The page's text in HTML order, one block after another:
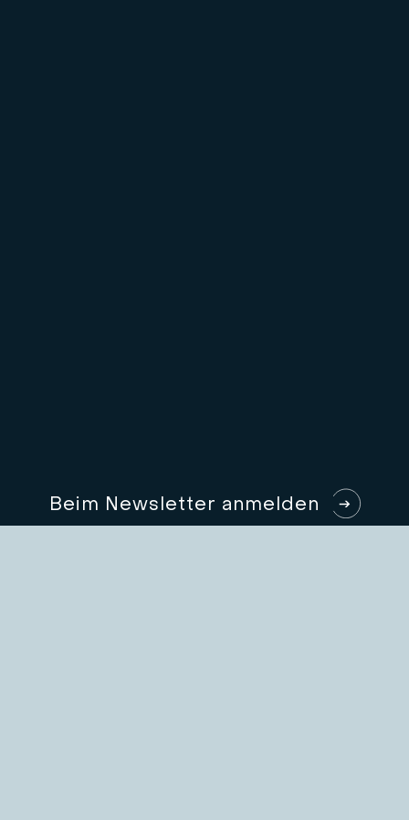
Bei m N ews ette r a n me d e n